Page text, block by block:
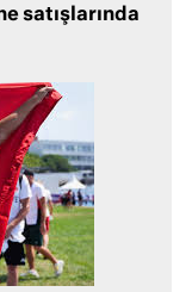
satışlarında